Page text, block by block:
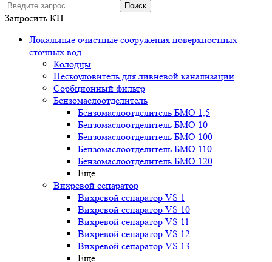
Поиск
Запросить КП
Локальные очистные сооружения поверхностных
сточных вод
Колодцы
Пескоуловитель для ливневой канализации
Сорбционный фильтр
Бензомаслоотделитель
Бензомаслоотделитель БМО 1,5
Бензомаслоотделитель БМО 10
Бензомаслоотделитель БМО 100
Бензомаслоотделитель БМО 110
Бензомаслоотделитель БМО 120
Еще
Вихревой сепаратор
Вихревой сепаратор VS 1
Вихревой сепаратор VS 10
Вихревой сепаратор VS 11
Вихревой сепаратор VS 12
Вихревой сепаратор VS 13
Еще